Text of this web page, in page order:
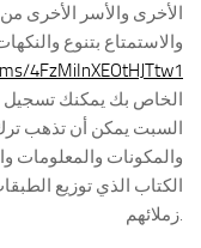
الأخرى والأسر الأخرى
والاستمتاع بتنوع
4FzMiInXEOtHJTtw1
الخاص بك يمكنك تسجيل
السبت يمكن أن تذهب
والمكونات والمعلومات
الكتاب الذي توزيع
زملائهم.